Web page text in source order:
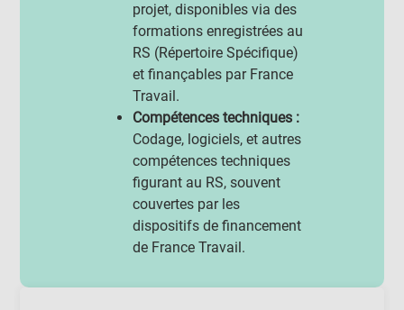
projet, disponibles via des
formations enregistrées au
RS (Répertoire Spécifique)
et finançables par France
Travail.
Compétences techniques :
Codage, logiciels, et autres
compétences techniques
figurant au RS, souvent
couvertes par les
dispositifs de financement
de France Travail.